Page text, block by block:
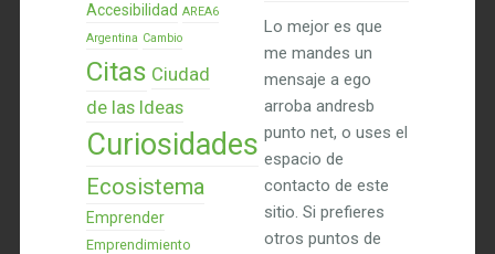
Accesibilidad AREA6
Argentina Cambio
Citas Ciudad
de las Ideas
Curiosidades
Ecosistema
Emprender
Emprendimiento
Lo mejor es que
me mandes un
mensaje a ego
arroba andresb
punto net, o uses el
espacio de
contacto de este
sitio. Si prefieres
otros puntos de